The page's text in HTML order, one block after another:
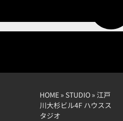
HOME » STUDIO » 江戸
川大杉ビル4F ハウスス
タジオ